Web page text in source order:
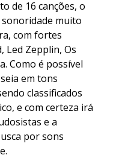
de 16 canções, o
muito
com fortes
Led Zepplin, Os
Como é possível
em tons
classificados
e com certeza irá
e a
por sons